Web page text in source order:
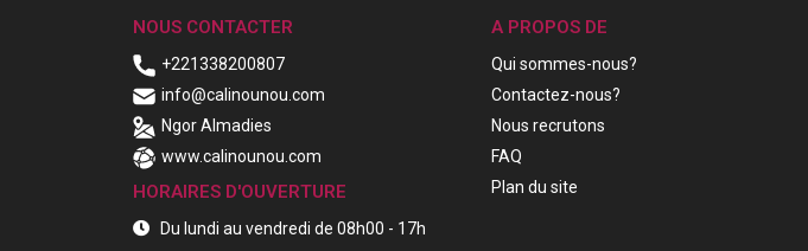
NOUS CONTACTER
+221338200807
info@calinounou.com
Ngor Almadies
www.calinounou.com
HORAIRES D'OUVERTURE
Du lundi au vendredi de 08h00 - 17h
A PROPOS DE
Qui sommes-nous?
Contactez-nous?
Nous recrutons
FAQ
Plan du site